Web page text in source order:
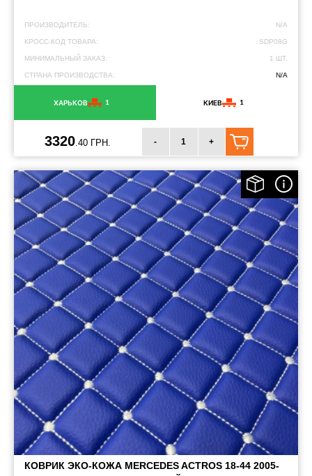
ПРОИЗВОДИТЕЛЬ: N/A
КРОСС-КОД ТОВАРА: SDP08G
МИНИМАЛЬНЫЙ ЗАКАЗ: 1 ШТ.
СТРАНА ПРОИЗВОДСТВА: N/A
ХАРЬКОВ 1 КИЕВ 1
3320 .40 ГРН. - +
КОВРИК ЭКО-КОЖА MERCEDES ACTROS 18-44 2005-